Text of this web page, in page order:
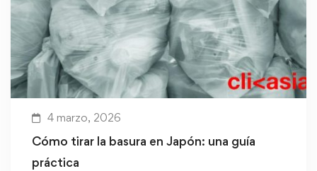
4 marzo, 2026
Cómo tirar la basura en Japón: una guía
práctica